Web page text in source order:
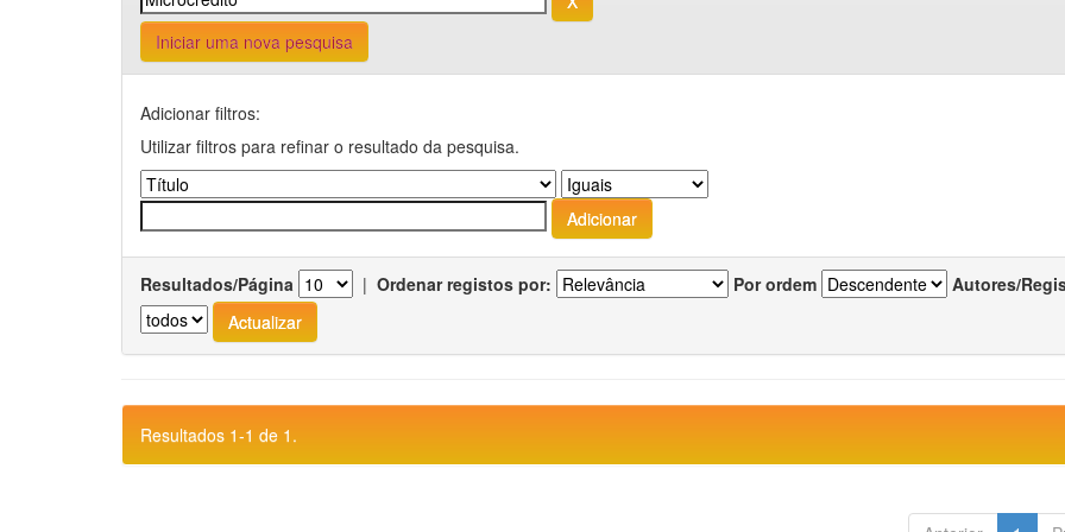
Iniciar uma nova pesquisa
Adicionar filtros:
Utilizar filtros para refinar o resultado da pesquisa.
Resultados/Página | Ordenar registos por: Por ordem Autores/
Resultados 1-1 de 1.